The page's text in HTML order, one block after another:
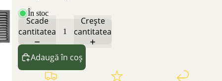
În stoc
Scade
cantitatea
Crește
cantitatea
Adaugă în coș